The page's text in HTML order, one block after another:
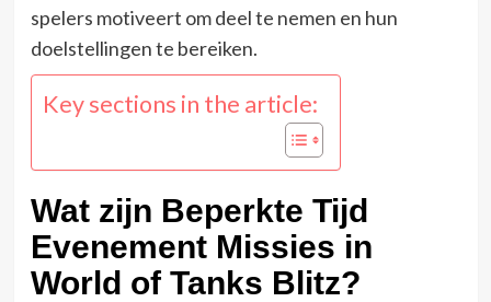
spelers motiveert om deel te nemen en hun
doelstellingen te bereiken.
Key sections in the article:
Wat zijn Beperkte Tijd
Evenement Missies in
World of Tanks Blitz?